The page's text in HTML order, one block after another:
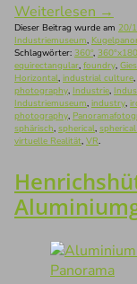
Weiterlesen →
Dieser Beitrag wurde am 20/
Industriemuseum,
Schlagwörter: 360°,
equirectangular, foundry,
Horizontal, industrial culture,
photography, Industrie,
Industriemuseum, industry,
photography,
sphärisch, spherical,
virtuelle Realität, VR.